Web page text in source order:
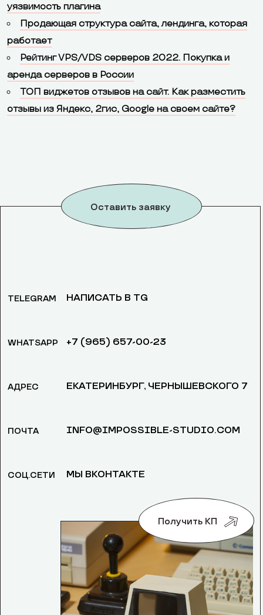
уязвимость плагина
Продающая структура сайта, лендинга, которая
работает
Рейтинг VPS/VDS серверов 2022. Покупка и
аренда серверов в России
ТОП виджетов отзывов на сайт. Как разместить
отзывы из Яндекс, 2гис, Google на своем сайте?
Оставить заявку
TELEGRAM
WHATSAPP
АДРЕС
ПОЧТА
СОЦ.СЕТИ
НАПИСАТЬ В TG
+7 (965) 657-00-23
ЕКАТЕРИНБУРГ, ​ЧЕРНЫШЕВСКОГО 7
INFO@IMPOSSIBLE-STUDIO.COM
МЫ ВКОНТАКТЕ
Получить КП